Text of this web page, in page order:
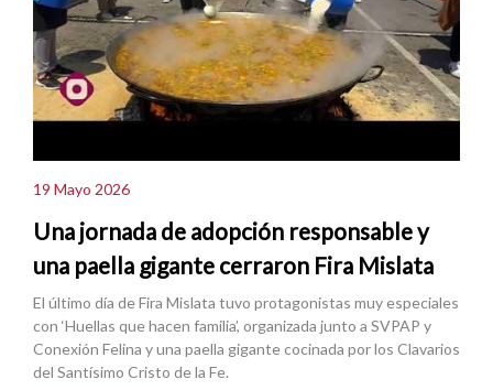
19 Mayo 2026
Una jornada de adopción responsable y
una paella gigante cerraron Fira Mislata
El último día de Fira Mislata tuvo protagonistas muy especiales
con ‘Huellas que hacen familia’, organizada junto a SVPAP y
Conexión Felina y una paella gigante cocinada por los Clavarios
del Santísimo Cristo de la Fe.